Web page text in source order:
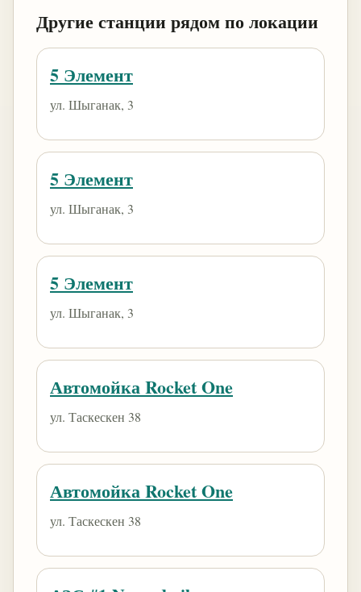
Другие станции рядом по локации
5 Элемент
ул. Шыганак, 3
5 Элемент
ул. Шыганак, 3
5 Элемент
ул. Шыганак, 3
Автомойка Rocket One
ул. Таскескен 38
Автомойка Rocket One
ул. Таскескен 38